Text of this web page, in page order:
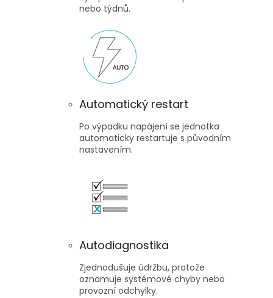
nebo týdnů.
Automatický restart
Po výpadku napájení se jednotka
automaticky restartuje s původním
nastavením.
Autodiagnostika
Zjednodušuje údržbu, protože
oznamuje systémové chyby nebo
provozní odchylky.